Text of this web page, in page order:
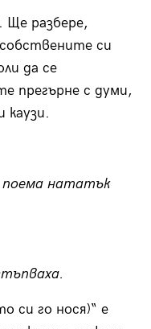
разбере,
си
да се
прегърне с думи,
каузи.
нататък
си го нося)“ е